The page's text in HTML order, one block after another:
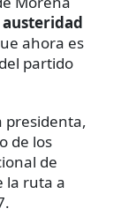
ahora es
del partido
presidenta,
de los
de
la ruta a